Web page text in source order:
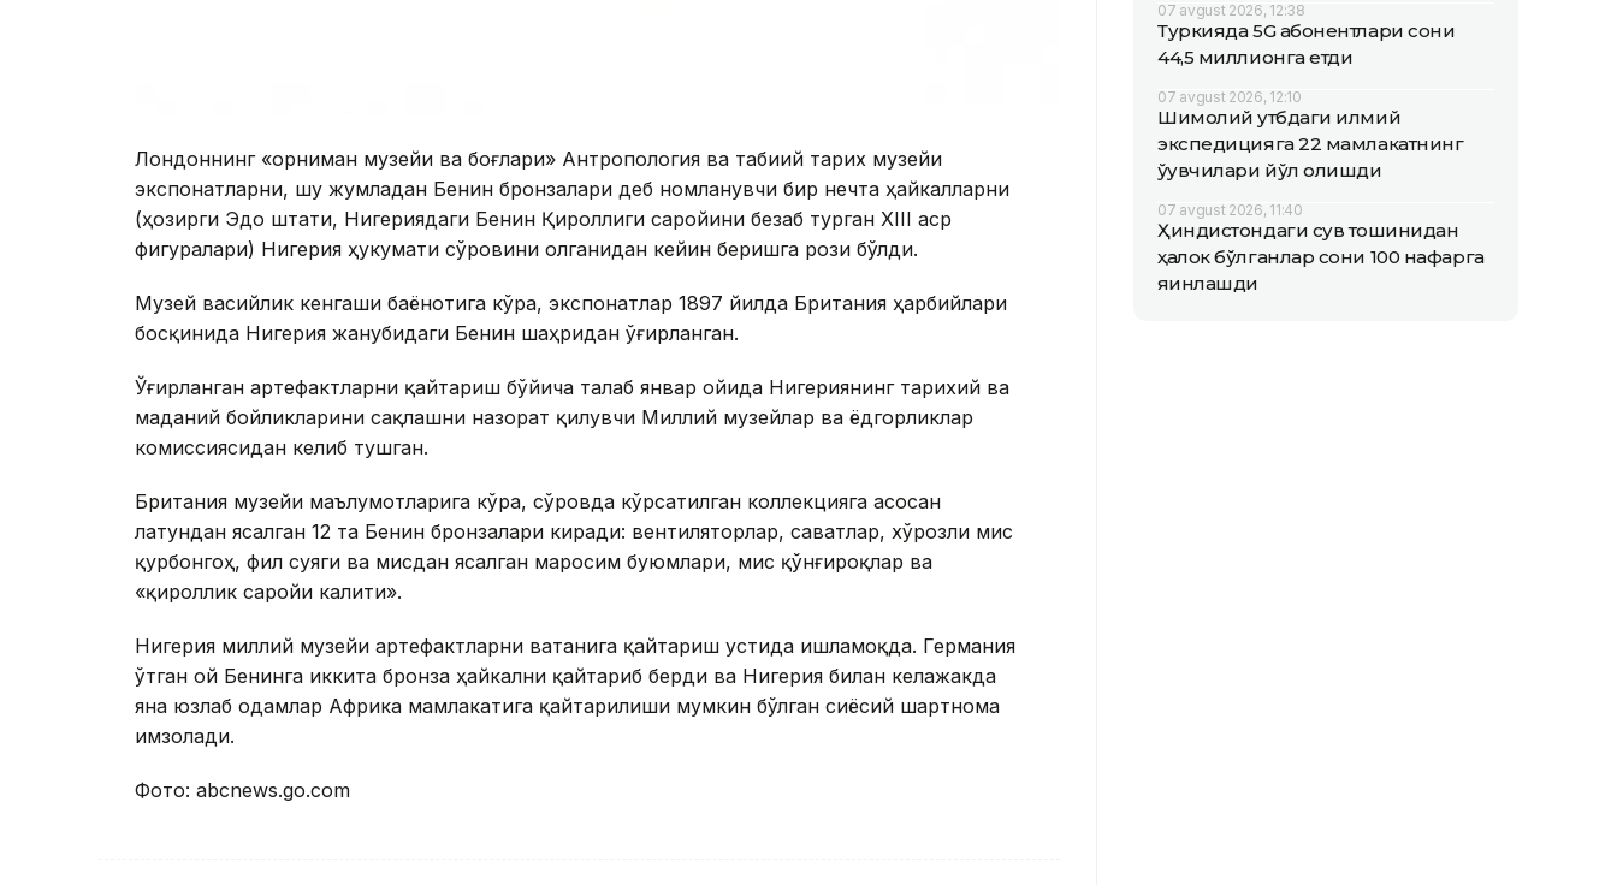
Лондоннинг «Ҳорниман музейи ва боғлари» Антропология ва табиий тарих музейи
экспонатларни, шу жумладан Бенин бронзалари деб номланувчи бир нечта ҳайкалларни
(ҳозирги Эдо штати, Нигериядаги Бенин Қироллиги саройини безаб турган XIII аср
фигуралари) Нигерия ҳукумати сўровини олганидан кейин беришга рози бўлди.
Музей васийлик кенгаши баёнотига кўра, экспонатлар 1897 йилда Британия ҳарбийлари
босқинида Нигерия жанубидаги Бенин шаҳридан ўғирланган.
Ўғирланган артефактларни қайтариш бўйича талаб январ ойида Нигериянинг тарихий ва
маданий бойликларини сақлашни назорат қилувчи Миллий музейлар ва ёдгорликлар
комиссиясидан келиб тушган.
Британия музейи маълумотларига кўра, сўровда кўрсатилган коллекцияга асосан
латундан ясалган 12 та Бенин бронзалари киради: вентиляторлар, саватлар, хўрозли мис
қурбонгоҳ, фил суяги ва мисдан ясалган маросим буюмлари, мис қўнғироқлар ва
«қироллик саройи калити».
Нигерия миллий музейи артефактларни ватанига қайтариш устида ишламоқда. Германия
ўтган ой Бенинга иккита бронза ҳайкални қайтариб берди ва Нигерия билан келажакда
яна юзлаб одамлар Африка мамлакатига қайтарилиши мумкин бўлган сиёсий шартнома
имзолади.
Фото: аbcnews.gо.cоm
07 avgust 2026, 12:38
Туркияда 5G абонентлари сони
44,5 миллионга етди
07 avgust 2026, 12:10
Шимолий қутбдаги илмий
экспедицияга 22 мамлакатнинг
ўқувчилари йўл олишди
07 avgust 2026, 11:40
Ҳиндистондаги сув тошқинидан
ҳалок бўлганлар сони 100 нафарга
яқинлашди